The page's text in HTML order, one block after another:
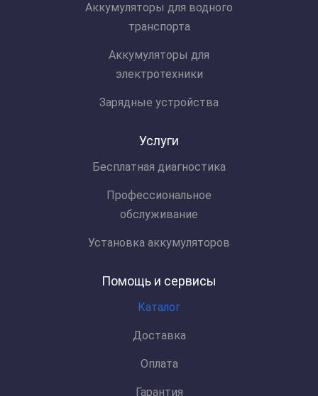
Аккумуляторы для водного
транспорта
Аккумуляторы для
электротехники
Зарядные устройства
Услуги
Бесплатная диагностика
Профессиональное
обслуживание
Установка аккумуляторов
Помощь и сервисы
Каталог
Доставка
Оплата
Гарантия